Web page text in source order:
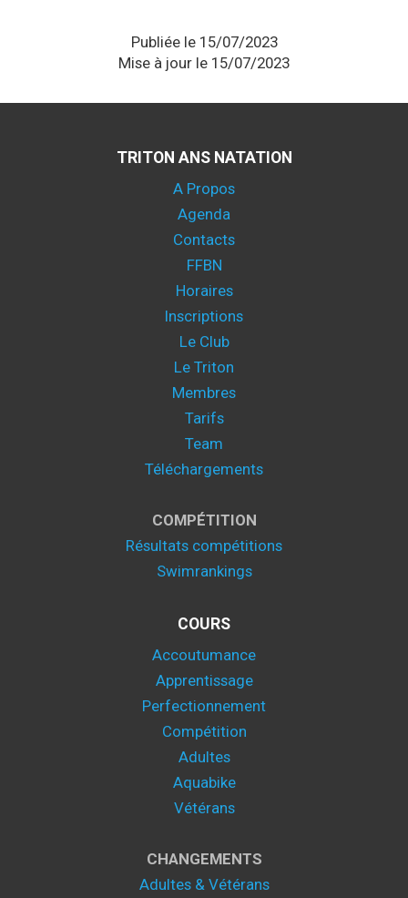
Publiée le 15/07/2023
Mise à jour le 15/07/2023
TRITON ANS NATATION
A Propos
Agenda
Contacts
FFBN
Horaires
Inscriptions
Le Club
Le Triton
Membres
Tarifs
Team
Téléchargements
COMPÉTITION
Résultats compétitions
Swimrankings
COURS
Accoutumance
Apprentissage
Perfectionnement
Compétition
Adultes
Aquabike
Vétérans
CHANGEMENTS
Adultes & Vétérans